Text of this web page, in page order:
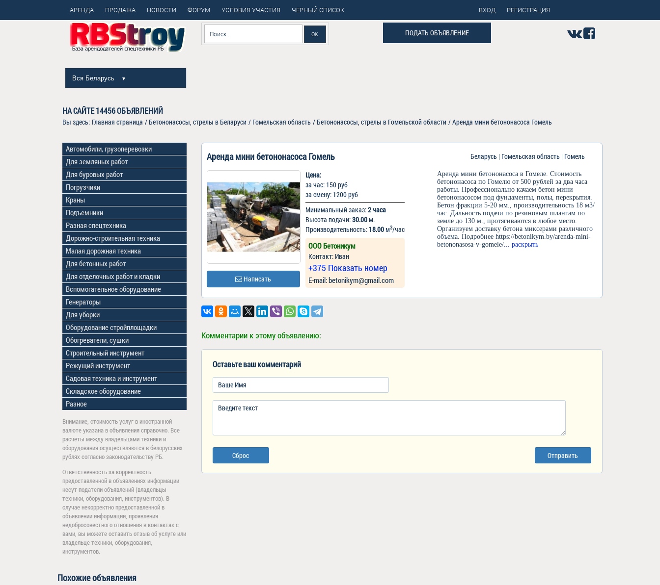
АРЕНДА ПРОДАЖА НОВОСТИ ФОРУМ УСЛОВИЯ УЧАСТИЯ ЧЕРНЫЙ СПИСОК ВХОД РЕГИСТРАЦИЯ
Вся Беларусь ▼
ПОДАТЬ ОБЪЯВЛЕНИЕ
НА САЙТЕ14456ОБЪЯВЛЕНИЙ
Вы здесь: Главная страница / Бетононасосы, стрелы в Беларуси / Гомельская область / Бетононасосы, стрелы в Гомельской области /Аренда мини бетононасоса Гомель
Аренда мини бетононасоса Гомель Беларусь | Гомельская область | Гомель
Написать
Цена:
за час: 150 руб
за смену: 1200 руб
Минимальный заказ:2 часа
Высота подачи:30.00м.
Производительность: 18.00м3/час
ООО Бетоникум
Контакт: Иван
+375 Показать номер
Е-mail: betonikym@gmail.com
Аренда мини бетононасоса в Гомеле. Стоимость
бетононасоса по Гомелю от 500 рублей за два часа
работы. Профессионально качаем бетон мини
бетононасосом под фундаменты, полы, перекрытия.
Бетон фракции 5-20 мм., производительность 18 м3/
час. Дальность подачи по резиновым шлангам по
земле до 130 м., протягиваются в любое место.
Организуем доставку бетона миксерами различного
объема. Подробнее https://betonikym.by/arenda-mini-
betononasosa-v-gomele/... раскрыть
Комментарии к этому объявлению:
Оставьте ваш комментарий
Сброс Отправить
Автомобили, грузоперевозки
Для земляных работ
Для буровых работ
Погрузчики
Краны
Подъемники
Разная спецтехника
Дорожно-строительная техника
Малая дорожная техника
Для бетонных работ
Для отделочных работ и кладки
Вспомогательное оборудование
Генераторы
Для уборки
Оборудование стройплощадки
Обогреватели, сушки
Строительный инструмент
Режущий инструмент
Садовая техника и инструмент
Складское оборудование
Разное
Внимание, стоимость услуг в иностранной
валюте указана в объявления справочно. Все
расчеты между владельцами техники и
оборудования осуществляются в белорусских
рублях согласно законодательству РБ.
Ответственность за корректность
предоставленной в объявлениях информации
несут податели объявлений (владельцы
техники, оборудования, инструментов). В
случае некорректно предоставленной в
объявлении информации, проявления
недобросовестного отношения в контактах с
вами, вы можете оставить отзыв об услуге или
владельце техники, оборудования,
инструментов.
Похожие объявления